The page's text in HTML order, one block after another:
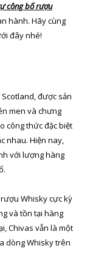
công bố rượu
hành. Hãy cùng
đây nhé!
được sản
men và chưng
công thức đặc biệt
nhau. Hiện nay,
với lượng hàng
Whisky cực kỳ
và tồn tại hàng
Chivas vẫn là một
dòng Whisky trên